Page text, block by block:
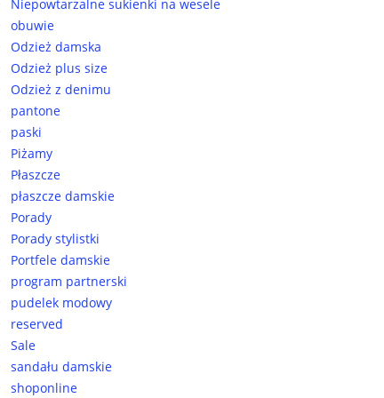
Niepowtarzalne sukienki na wesele
obuwie
Odzież damska
Odzież plus size
Odzież z denimu
pantone
paski
Piżamy
Płaszcze
płaszcze damskie
Porady
Porady stylistki
Portfele damskie
program partnerski
pudelek modowy
reserved
Sale
sandału damskie
shoponline